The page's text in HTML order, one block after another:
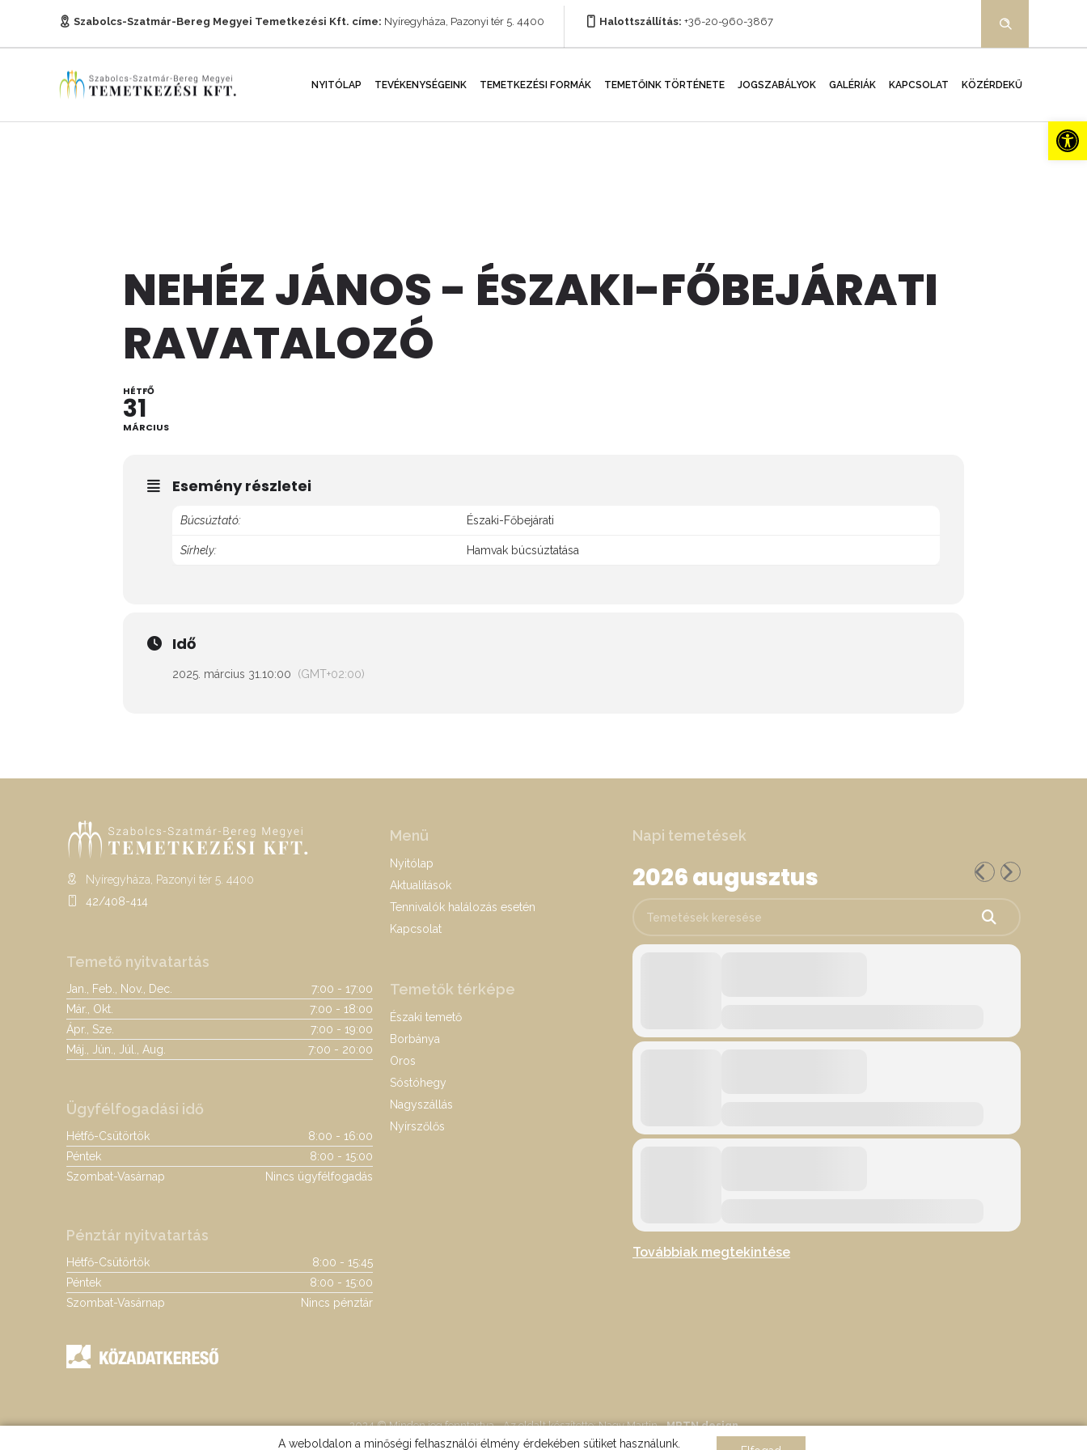
Szabolcs-Szatmár-Bereg Megyei Temetkezési Kft. címe: Nyíregyháza, Pazonyi tér 5. 4400 Halottszállítás: +36-20-960-3867
NYITÓLAP TEVÉKENYSÉGEINK TEMETKEZÉSI FORMÁK TEMETŐINK TÖRTÉNETE JOGSZABÁLYOK GALÉRIÁK KAPCSOLAT KÖZÉRDEKŰ
NEHÉZ JÁNOS - ÉSZAKI-FŐBEJÁRATI
RAVATALOZÓ
HÉTFŐ
31
MÁRCIUS
Esemény részletei
Búcsúztató: Északi-Főbejárati
Sírhely: Hamvak búcsúztatása
Idő
2025. március 31. 10:00 (GMT+02:00)
Nyíregyháza, Pazonyi tér 5. 4400
42/408-414
Temető nyitvatartás
Jan., Feb., Nov., Dec.
7:00 - 17:00
Már., Okt.
7:00 - 18:00
Ápr., Sze.
7:00 - 19:00
Máj., Jún., Júl., Aug.
7:00 - 20:00
Ügyfélfogadási idő
Hétfő-Csütörtök
8:00 - 16:00
Péntek
8:00 - 15:00
Szombat-Vasárnap
Nincs ügyfélfogadás
Pénztár nyitvatartás
Hétfő-Csütörtök
8:00 - 15:45
Péntek
8:00 - 15:00
Szombat-Vasárnap
Nincs pénztár
Menü
Nyitólap
Aktualitások
Tennivalók halálozás esetén
Kapcsolat
Temetők térképe
Északi temető
Borbánya
Oros
Sóstóhegy
Nagyszállás
Nyírszőlős
Napi temetések
2026 augusztus
Továbbiak megtekintése
2024 © Minden jog fenntartva - Az oldalt készítette: Nagy Martin -MRTN design
A weboldalon a minőségi felhasználói élmény érdekében sütiket használunk.